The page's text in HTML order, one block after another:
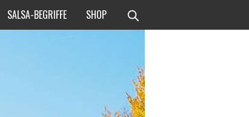
SALSA-BEGRIFFE SHOP